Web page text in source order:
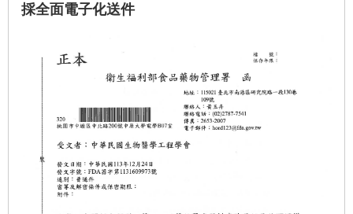
採全面電子化送件